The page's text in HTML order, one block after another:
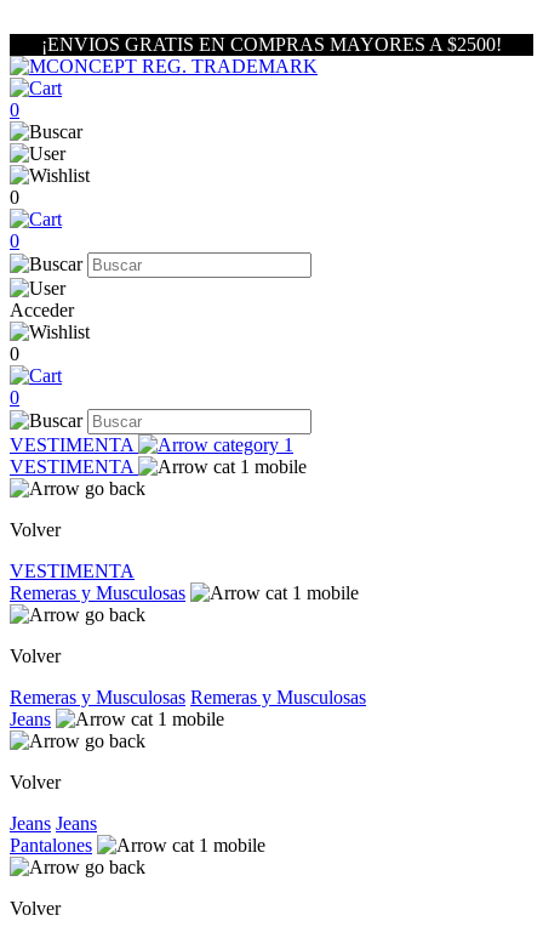
¡ENVIOS GRATIS EN COMPRAS MAYORES A $2500!
0
0
0
Acceder
0
0
VESTIMENTA
VESTIMENTA
Volver
VESTIMENTA
Remeras y Musculosas
Volver
Remeras y Musculosas Remeras y Musculosas
Jeans
Volver
Jeans Jeans
Pantalones
Volver